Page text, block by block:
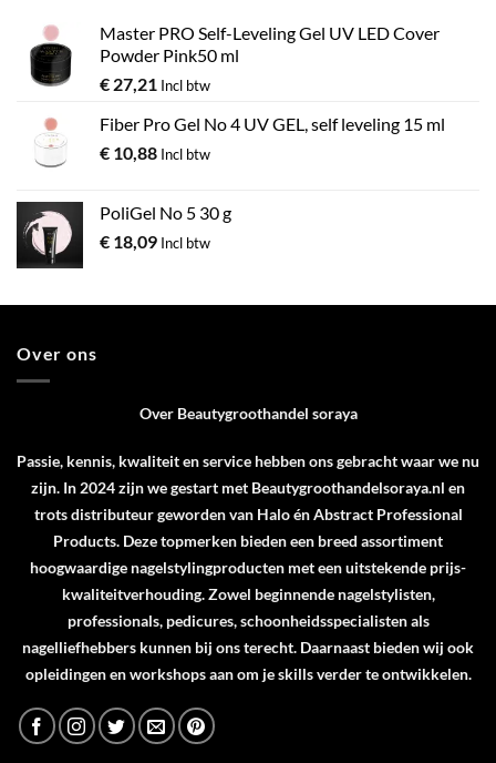
Master PRO Self-Leveling Gel UV LED Cover
Powder Pink50 ml
€ 27,21 Incl btw
Fiber Pro Gel No 4 UV GEL, self leveling 15 ml
€ 10,88 Incl btw
PoliGel No 5 30 g
€ 18,09 Incl btw
Over ons
Over Beautygroothandel soraya
Passie, kennis, kwaliteit en service hebben ons gebracht waar we nu
zijn. In 2024 zijn we gestart met Beautygroothandelsoraya.nl en
trots distributeur geworden van HaloénAbstract Professional
Products. Deze topmerken bieden een breed assortiment
hoogwaardige nagelstylingproducten met een uitstekende prijs-
kwaliteitverhouding. Zowel beginnende nagelstylisten,
professionals, pedicures, schoonheidsspecialisten als
nagelliefhebbers kunnen bij ons terecht. Daarnaast bieden wij ook
opleidingen en workshops aan om je skills verder te ontwikkelen.